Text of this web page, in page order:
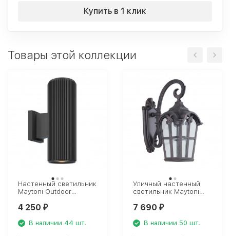
Купить в 1 клик
Товары этой коллекции
Настенный светильник
Maytoni Outdoor
4 250 ₽
В наличии 44 шт.
Уличный настенный
светильник Maytoni
01BZ
7 690 ₽
В наличии 50 шт.